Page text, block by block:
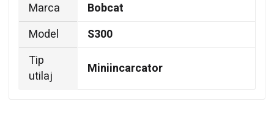
Marca
Bobcat
Model
S300
Tip
utilaj
Miniincarcator